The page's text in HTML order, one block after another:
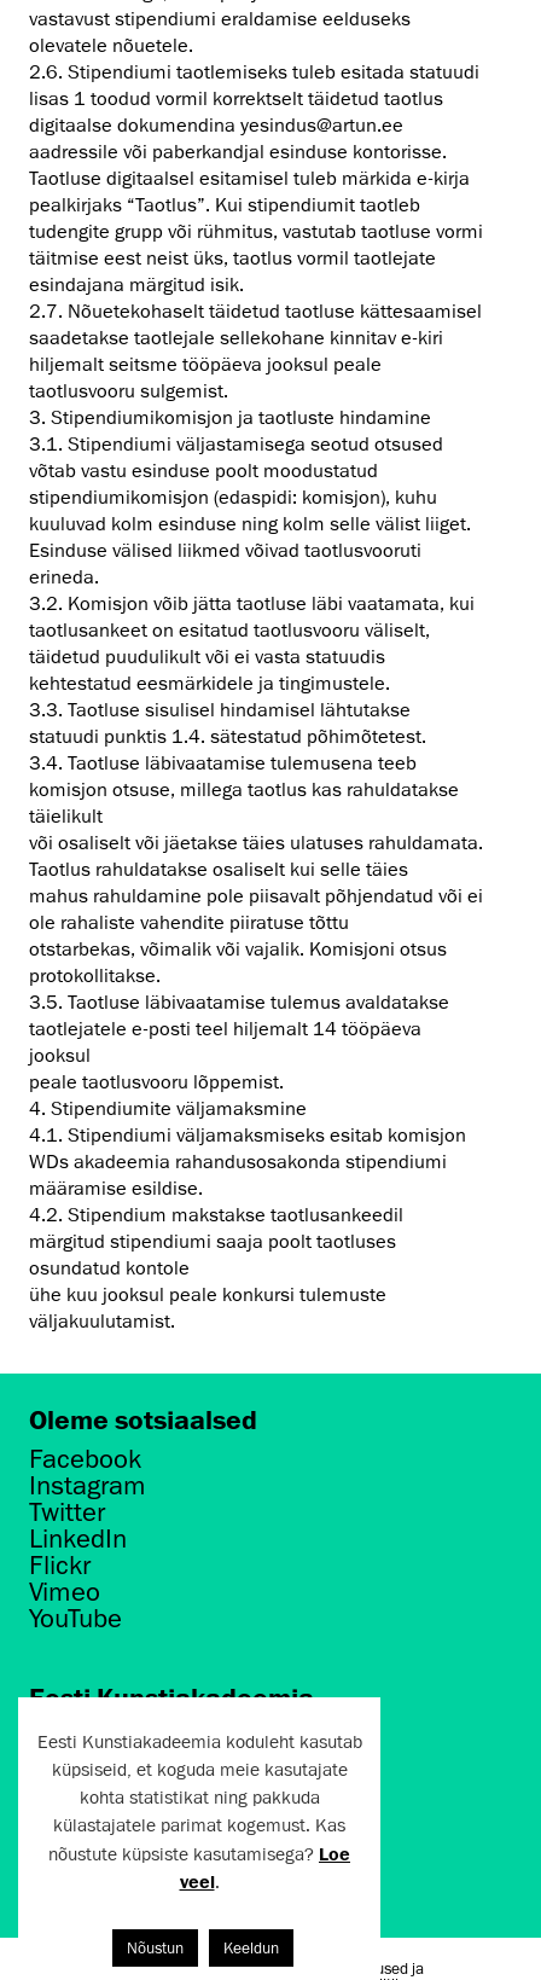
vastavust stipendiumi eraldamise eelduseks
olevatele nõuetele.
2.6. Stipendiumi taotlemiseks tuleb esitada statuudi
lisas 1 toodud vormil korrektselt täidetud taotlus
digitaalse dokumendina yesindus@artun.ee
aadressile või paberkandjal esinduse kontorisse.
Taotluse digitaalsel esitamisel tuleb märkida e-kirja
pealkirjaks “Taotlus”. Kui stipendiumit taotleb
tudengite grupp või rühmitus, vastutab taotluse vormi
täitmise eest neist üks, taotlus vormil taotlejate
esindajana märgitud isik.
2.7. Nõuetekohaselt täidetud taotluse kättesaamisel
saadetakse taotlejale sellekohane kinnitav e-kiri
hiljemalt seitsme tööpäeva jooksul peale
taotlusvooru sulgemist.
3. Stipendiumikomisjon ja taotluste hindamine
3.1. Stipendiumi väljastamisega seotud otsused
võtab vastu esinduse poolt moodustatud
stipendiumikomisjon (edaspidi: komisjon), kuhu
kuuluvad kolm esinduse ning kolm selle välist liiget.
Esinduse välised liikmed võivad taotlusvooruti
erineda.
3.2. Komisjon võib jätta taotluse läbi vaatamata, kui
taotlusankeet on esitatud taotlusvooru väliselt,
täidetud puudulikult või ei vasta statuudis
kehtestatud eesmärkidele ja tingimustele.
3.3. Taotluse sisulisel hindamisel lähtutakse
statuudi punktis 1.4. sätestatud põhimõtetest.
3.4. Taotluse läbivaatamise tulemusena teeb
komisjon otsuse, millega taotlus kas rahuldatakse
täielikult
või osaliselt või jäetakse täies ulatuses rahuldamata.
Taotlus rahuldatakse osaliselt kui selle täies
mahus rahuldamine pole piisavalt põhjendatud või ei
ole rahaliste vahendite piiratuse tõttu
otstarbekas, võimalik või vajalik. Komisjoni otsus
protokollitakse.
3.5. Taotluse läbivaatamise tulemus avaldatakse
taotlejatele e-posti teel hiljemalt 14 tööpäeva
jooksul
peale taotlusvooru lõppemist.
4. Stipendiumite väljamaksmine
4.1. Stipendiumi väljamaksmiseks esitab komisjon
WDs akadeemia rahandusosakonda stipendiumi
määramise esildise.
4.2. Stipendium makstakse taotlusankeedil
märgitud stipendiumi saaja poolt taotluses
osundatud kontole
ühe kuu jooksul peale konkursi tulemuste
väljakuulutamist.
Oleme sotsiaalsed
Facebook
Instagram
Twitter
LinkedIn
Flickr
Vimeo
YouTube
Eesti Kunstiakadeemia
Põhja puiestee 7
Tallinn 10412
artun@artun.ee
+372 6267301
Liitu uudiskirjaga!
Kasutustingimused ja
Eesti Kunstiakadeemia koduleht kasutab
küpsiseid, et koguda meie kasutajate
kohta statistikat ning pakkuda
külastajatele parimat kogemust. Kas
nõustute küpsiste kasutamisega? Loe
veel.
Nõustun Keeldun